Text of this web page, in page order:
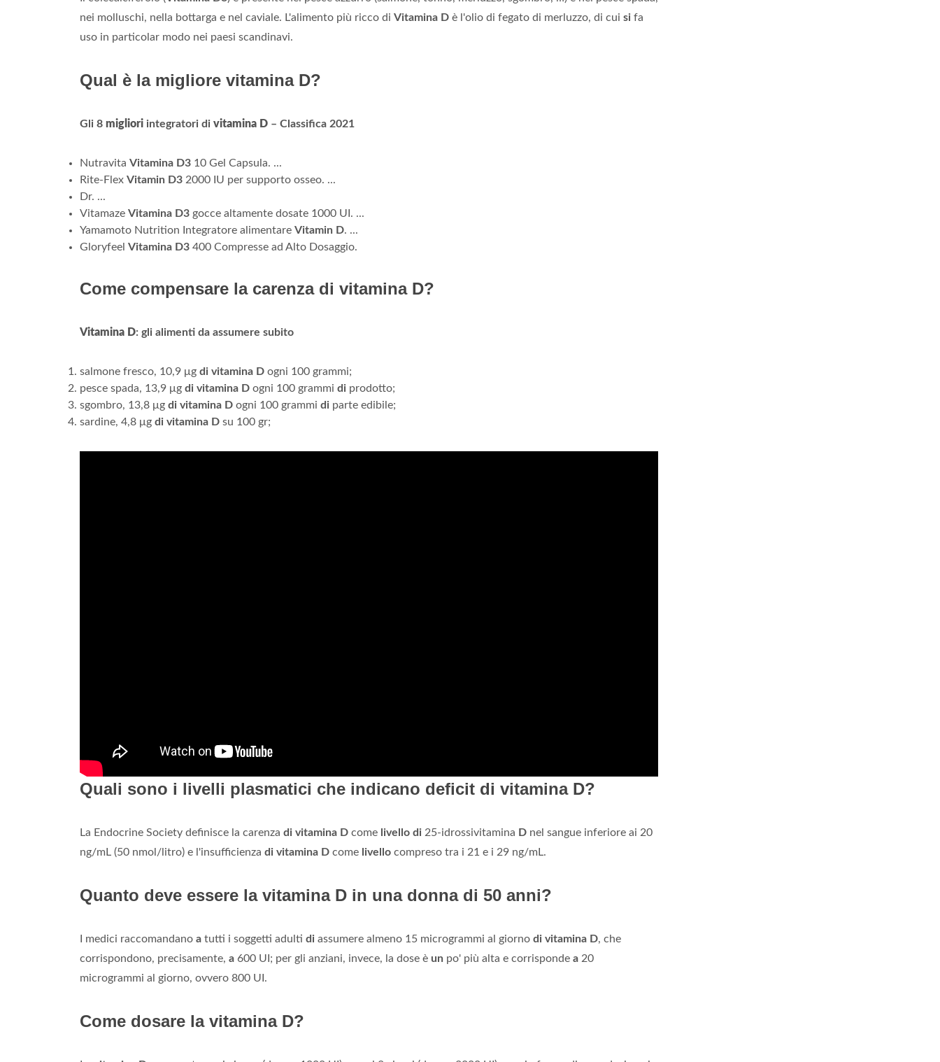
nei molluschi, nella bottarga e nel caviale. L'alimento più ricco di Vitamina D è l'olio di fegato di merluzzo, di cui si fa
uso in particolar modo nei paesi scandinavi.
Qual è la migliore vitamina D?
Gli 8 migliori integratori di vitamina D – Classifica 2021
Nutravita Vitamina D3 10 Gel Capsula. ...
Rite-Flex Vitamin D3 2000 IU per supporto osseo. ...
Dr. ...
Vitamaze Vitamina D3 gocce altamente dosate 1000 UI. ...
Yamamoto Nutrition Integratore alimentare Vitamin D. ...
Gloryfeel Vitamina D3 400 Compresse ad Alto Dosaggio.
Come compensare la carenza di vitamina D?
Vitamina D: gli alimenti da assumere subito
salmone fresco, 10,9 μg di vitamina D ogni 100 grammi;
pesce spada, 13,9 μg di vitamina D ogni 100 grammi di prodotto;
sgombro, 13,8 μg di vitamina D ogni 100 grammi di parte edibile;
sardine, 4,8 μg di vitamina D su 100 gr;
Quali sono i livelli plasmatici che indicano deficit di vitamina D?
La Endocrine Society definisce la carenza di vitamina D come livello di 25-idrossivitamina D nel sangue inferiore ai 20
ng/mL (50 nmol/litro) e l'insufficienza di vitamina D come livello compreso tra i 21 e i 29 ng/mL.
Quanto deve essere la vitamina D in una donna di 50 anni?
I medici raccomandano a tutti i soggetti adulti di assumere almeno 15 microgrammi al giorno di vitamina D, che
corrispondono, precisamente, a 600 UI; per gli anziani, invece, la dose è un po' più alta e corrisponde a 20
microgrammi al giorno, ovvero 800 UI.
Come dosare la vitamina D?